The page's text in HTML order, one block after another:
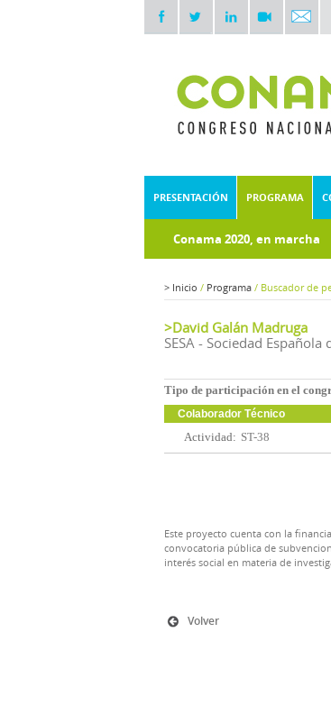
PRESENTACIÓN PROGRAMA
Conama 2020, en marcha
> Inicio / Programa / Buscador de
>David Galán Madruga
SESA - Sociedad
Tipo de participación en el
Colaborador Técnico
Actividad: ST-38
Este proyecto cuenta con la
convocatoria pública de
interés social en materia de
Volver